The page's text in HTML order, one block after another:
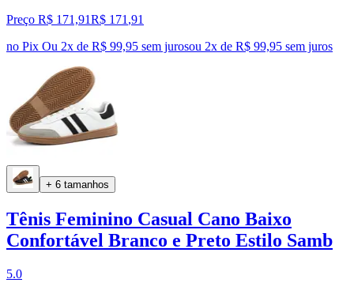
Preço R$ 171,91R$ 171 ,91
no Pix Ou 2x de R$ 99,95 sem jurosou 2x de R$ 99,95 sem juros
+ 6 tamanhos
Tênis Feminino Casual Cano Baixo
Confortável Branco e Preto Estilo Samb
5.0